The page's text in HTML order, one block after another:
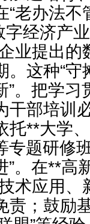
“老办法
经济产
业提出
。这种“
”。把学
干部培训
托**大学
专题研
”。在**
术应用
责；鼓励